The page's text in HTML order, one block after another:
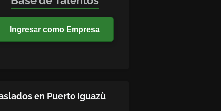
Ingresar como Empresa
en Puerto Iguazù